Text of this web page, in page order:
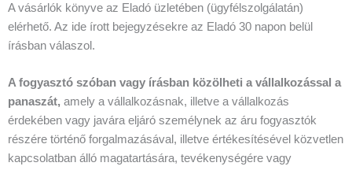
A vásárlók könyve az Eladó üzletében (ügyfélszolgálatán)
elérhető. Az ide írott bejegyzésekre az Eladó 30 napon belül
írásban válaszol.
A fogyasztó szóban vagy írásban közölheti a vállalkozással a
panaszát, amely a vállalkozásnak, illetve a vállalkozás
érdekében vagy javára eljáró személynek az áru fogyasztók
részére történő forgalmazásával, illetve értékesítésével közvetlen
kapcsolatban álló magatartására, tevékenységére vagy